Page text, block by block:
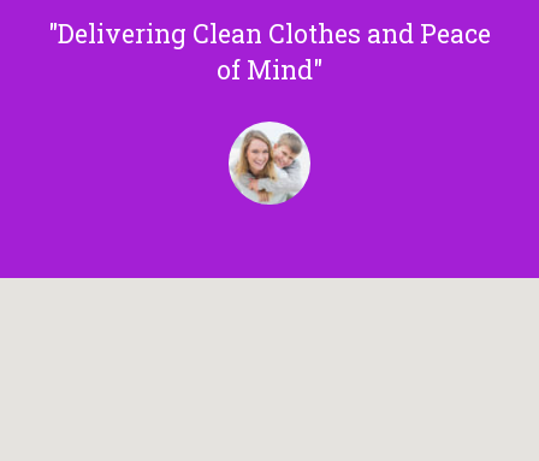
Delivering Clean Clothes and Peace
of Mind